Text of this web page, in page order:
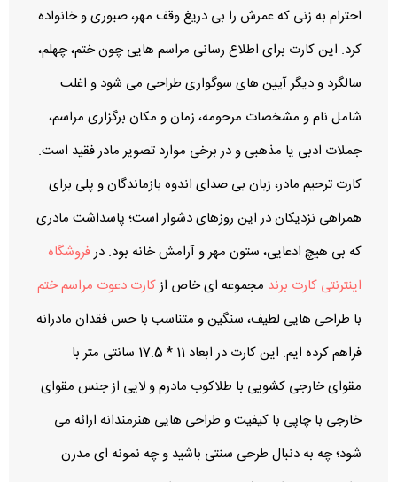
احترام به زنی که عمرش را بی‌ دریغ وقف مهر، صبوری و خانواده
کرد. این کارت برای اطلاع‌ رسانی مراسم‌ هایی چون ختم، چهلم،
سالگرد و دیگر آیین‌ های سوگواری طراحی می‌ شود و اغلب
شامل نام و مشخصات مرحومه، زمان و مکان برگزاری مراسم،
جملات ادبی یا مذهبی و در برخی موارد تصویر مادر فقید است.
کارت ترحیم مادر، زبان بی‌ صدای اندوه بازماندگان و پلی برای
همراهی نزدیکان در این روزهای دشوار است؛ پاسداشت مادری
که بی‌ هیچ ادعایی، ستون مهر و آرامش خانه بود. درفروشگاه
اینترنتی کارت برند مجموعه‌ ای خاص ازکارت دعوت مراسم ختم
با طراحی‌ هایی لطیف، سنگین و متناسب با حس فقدان مادرانه
فراهم کرده‌ ایم. این کارت‌ در ابعاد 11 * 17.5 سانتی‌ متر با
مقوای خارجی کشویی با طلاکوب مادرم و لایی از جنس مقوای
خارجی با چاپی با کیفیت و طراحی‌ هایی هنرمندانه ارائه می‌
شود؛ چه به‌ دنبال طرحی سنتی باشید و چه نمونه‌ ای مدرن